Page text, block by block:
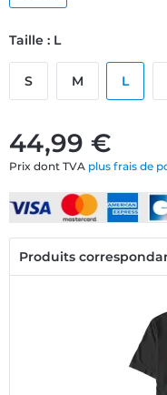
44,99 €
Prix dont TVA plus frais de
Taille : L
S M L
Produits